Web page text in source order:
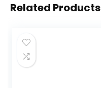
Related Products